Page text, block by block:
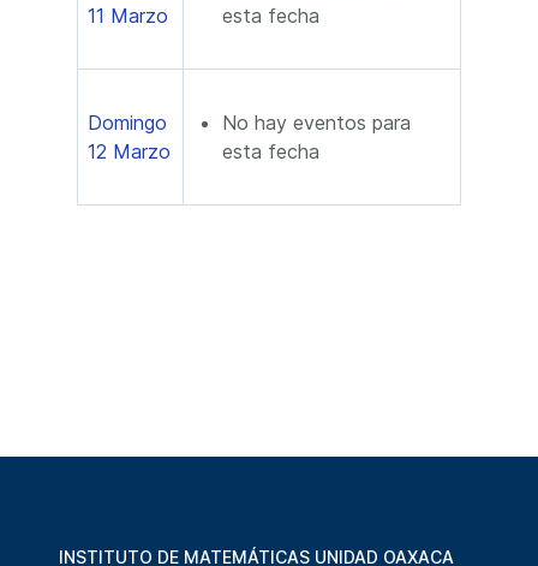
11 Marzo
esta fecha
Domingo
12 Marzo
No hay eventos para
esta fecha
INSTITUTO DE MATEMÁTICAS UNIDAD OAXACA